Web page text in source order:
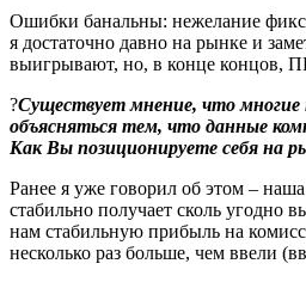
Ошибки банальны: нежелание
я достаточно давно на рынке и
выигрывают, но, в конце концов,
?Существует мнение, что
объясняться тем, что данные
Как Вы позиционируете себя на
Ранее я уже говорил об этом –
стабильно получает сколь
нам стабильную прибыль на
несколько раз больше, чем ввели